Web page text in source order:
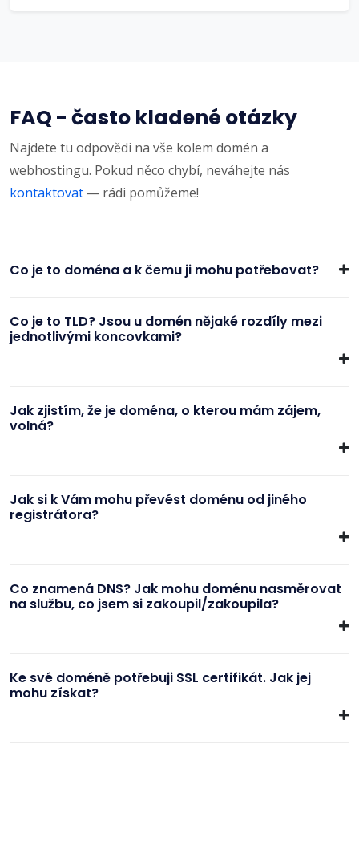
FAQ - často kladené otázky
Najdete tu odpovědi na vše kolem domén a
webhostingu. Pokud něco chybí, neváhejte nás
kontaktovat — rádi pomůžeme!
Co je to doména a k čemu ji mohu potřebovat?
Co je to TLD? Jsou u domén nějaké rozdíly mezi
jednotlivými koncovkami?
Jak zjistím, že je doména, o kterou mám zájem,
volná?
Jak si k Vám mohu převést doménu od jiného
registrátora?
Co znamená DNS? Jak mohu doménu nasměrovat
na službu, co jsem si zakoupil/zakoupila?
Ke své doméně potřebuji SSL certifikát. Jak jej
mohu získat?